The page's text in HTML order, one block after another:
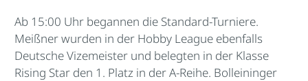
Ab 15:00 Uhr begannen die Standard-Turniere.
Meißner wurden in der Hobby League ebenfalls
Deutsche Vizemeister und belegten in der Klasse
Rising Star den 1. Platz in der A-Reihe. Bolleininger